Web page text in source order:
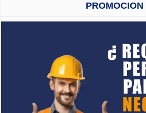
PROMOCION